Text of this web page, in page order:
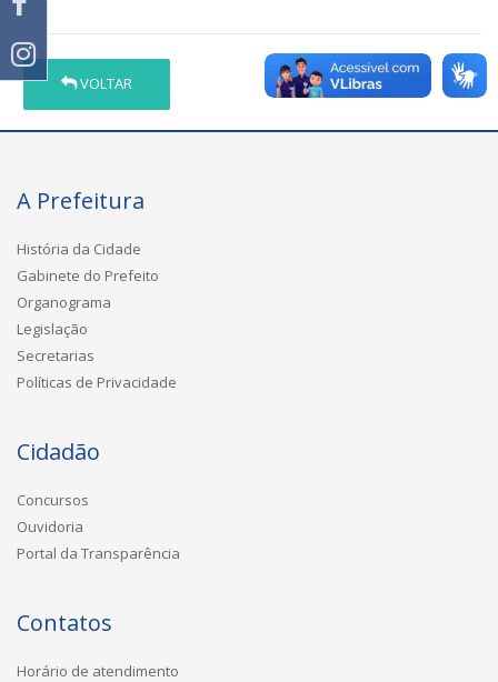
VOLTAR
A Prefeitura
História da Cidade
Gabinete do Prefeito
Organograma
Legislação
Secretarias
Políticas de Privacidade
Cidadão
Concursos
Ouvidoria
Portal da Transparência
Contatos
Horário de atendimento